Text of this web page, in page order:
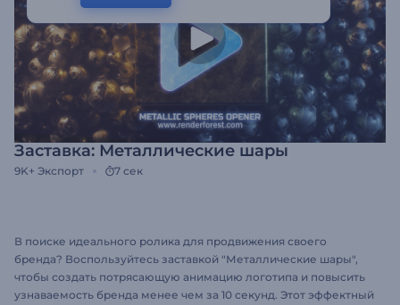
Заставка: Металлические шары
9K+ Экспорт 7 сек
В поиске идеального ролика для продвижения своего
бренда? Воспользуйтесь заставкой "Металлические шары",
чтобы создать потрясающую анимацию логотипа и повысить
узнаваемость бренда менее чем за 10 секунд. Этот эффектный